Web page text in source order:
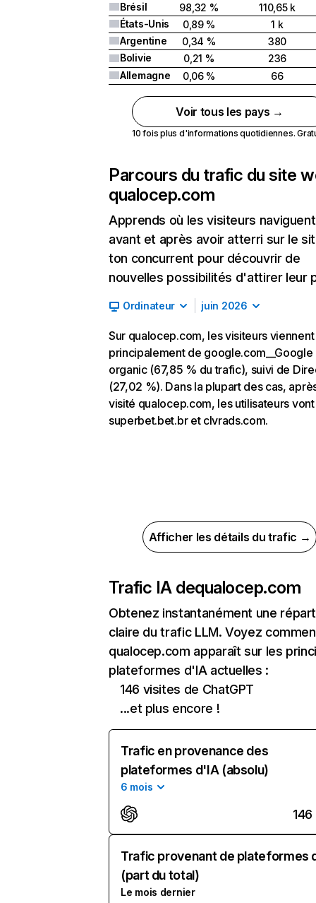
Brésil
98,32 %
110,65 k
États-Unis
0,89 %
1 k
Argentine
0,34 %
380
Bolivie
0,21 %
236
Allemagne
0,06 % 66
Voir tous les pays →
10 fois plus d'informations quotidiennes.
Parcours du trafic du site
qualocep.com
Apprends où les visiteurs naviguent
avant et après avoir atterri sur le
ton concurrent pour découvrir de
nouvelles possibilités d'attirer leur
Ordinateur juin 2026
Sur qualocep.com, les visiteurs viennent
principalement de google.com__Google
organic (67,85 % du trafic), suivi de
(27,02 %). Dans la plupart des cas,
visité qualocep.com, les utilisateurs vont
superbet.bet.br et clvrads.com.
Afficher les détails du trafic →
Trafic IA dequalocep.com
Obtenez instantanément une
claire du trafic LLM. Voyez
qualocep.com apparaît sur les
plateformes d'IA actuelles :
146 visites de ChatGPT
...et plus encore !
Trafic en provenance des
plateformes d'IA (absolu)
6 mois
146
Trafic provenant de plateformes
(part du total)
Le mois dernier